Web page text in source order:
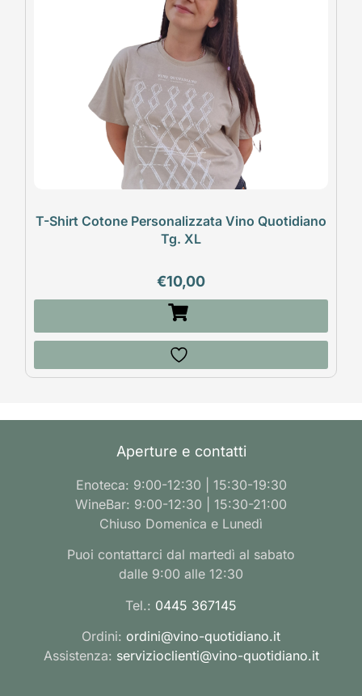
T-Shirt Cotone Personalizzata Vino Quotidiano
Tg. XL
€10,00
Aperture e contatti
Enoteca: 9:00-12:30 | 15:30-19:30
WineBar: 9:00-12:30 | 15:30-21:00
Chiuso Domenica e Lunedì
Puoi contattarci dal martedì al sabato
dalle 9:00 alle 12:30
Tel.: 0445 367145
Ordini: ordini@vino-quotidiano.it
Assistenza: servizioclienti@vino-quotidiano.it